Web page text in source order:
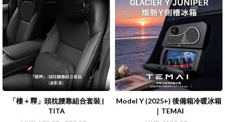
「棲＋釋」頭枕腰靠組合套裝 |
TITA
Model Y (2025+) 後備箱冷暖冰箱
｜TEMAI